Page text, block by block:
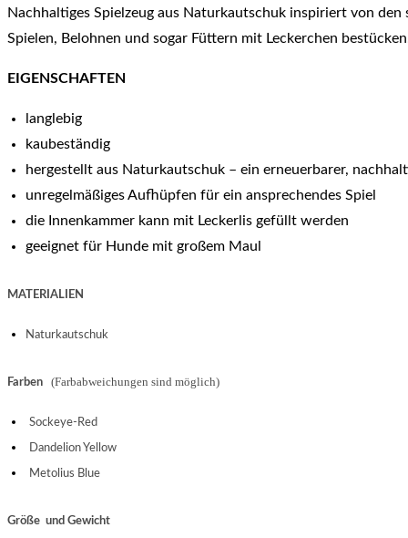
Nachhaltiges Spielzeug aus Naturkautschuk inspiriert von
Spielen, Belohnen und sogar Füttern mit Leckerchen
EIGENSCHAFTEN
langlebig
kaubeständig
hergestellt aus Naturkautschuk – ein erneuerbarer,
unregelmäßiges Aufhüpfen für ein ansprechendes Spiel
die Innenkammer kann mit Leckerlis gefüllt werden
geeignet für Hunde mit großem Maul
MATERIALIEN
Naturkautschuk
Farben (Farbabweichungen sind möglich)
Sockeye-Red
Dandelion Yellow
Metolius Blue
Größe und Gewicht